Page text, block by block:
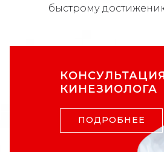
быстрому
ПОДРОБНЕЕ
КИНЕЗИОЛОГА